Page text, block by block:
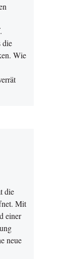
die
Wie
die
Mit
einer
neue